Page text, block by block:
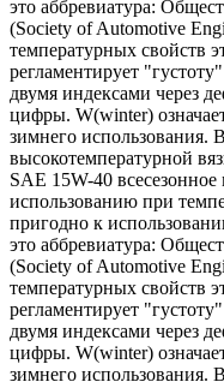
это аббревиатура:
(Society of Automotive
температурных свойств
регламентирует
двумя индексами через
цифры. W(winter)
зимнего использования.
высокотемпературной
SAE 15W-40
использованию при
пригодно к
это аббревиатура:
(Society of Automotive
температурных свойств
регламентирует
двумя индексами через
цифры. W(winter)
зимнего использования.